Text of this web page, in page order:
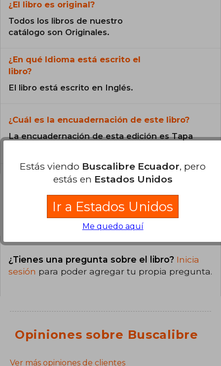
¿El libro es original?
Todos los libros de nuestro
catálogo son Originales.
¿En qué Idioma está escrito el
libro?
El libro está escrito en Inglés.
¿Cuál es la encuadernación de este libro?
La encuadernación de esta edición es Tapa
Preguntas y respuestas sobre el libro
¿Tienes una pregunta sobre el libro? Inicia
sesión para poder agregar tu propia pregunta.
Opiniones sobre Buscalibre
Ver más opiniones de clientes
Estás viendo Buscalibre Ecuador, pero
estás en Estados Unidos
Ir a Estados Unidos
Me quedo aquí